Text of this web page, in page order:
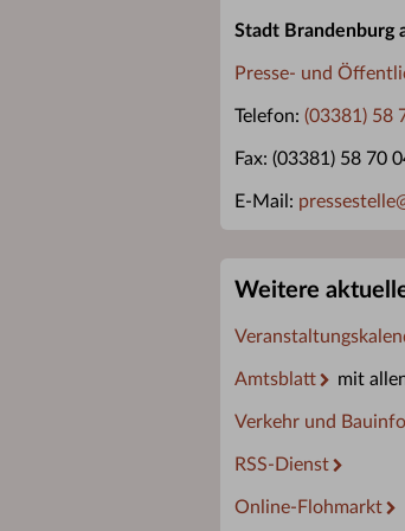
Stadt Brandenburg
Presse- und
Telefon: (03381) 58
Fax: (03381) 58 70
E-Mail: pressestelle
Weitere
Amtsblatt mit
Verkehr und
RSS-Dienst
Online-Flohmarkt